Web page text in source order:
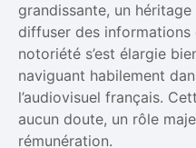
grandissante, un
diffuser des informations
notoriété s’est élargie
naviguant habilement
l’audiovisuel français.
aucun doute, un rôle
rémunération.